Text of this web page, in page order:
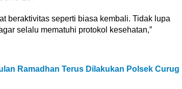
beraktivitas seperti biasa kembali. Tidak lupa
selalu mematuhi protokol kesehatan,”
Ramadhan Terus Dilakukan Polsek Curug